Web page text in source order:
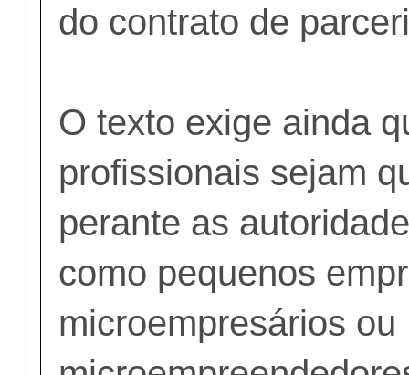
do contrato de
O texto exige ainda
profissionais sejam
perante as
como pequenos
microempresários ou